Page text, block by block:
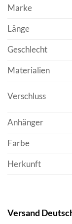
Marke
Länge
Geschlecht
Materialien
Verschluss
Anhänger
Farbe
Herkunft
Versand